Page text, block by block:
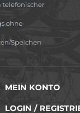
telefonischer
ohne
Speichen
MEIN KONTO
LOGIN /